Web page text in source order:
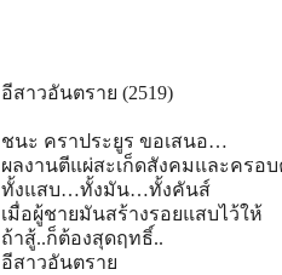
อีสาวอันตราย (2519)
ชนะ คราประยูร ขอเสนอ…
ผลงานตีแผ่สะเก็ดสังคมและครอ
ทั้งแสบ…ทั้งมัน…ทั้งคันส์
เมื่อผู้ชายมันสร้างรอยแสบไว้ให้
ถ้าสู้..ก็ต้องสุดฤทธิ์..
อีสาวอันตราย